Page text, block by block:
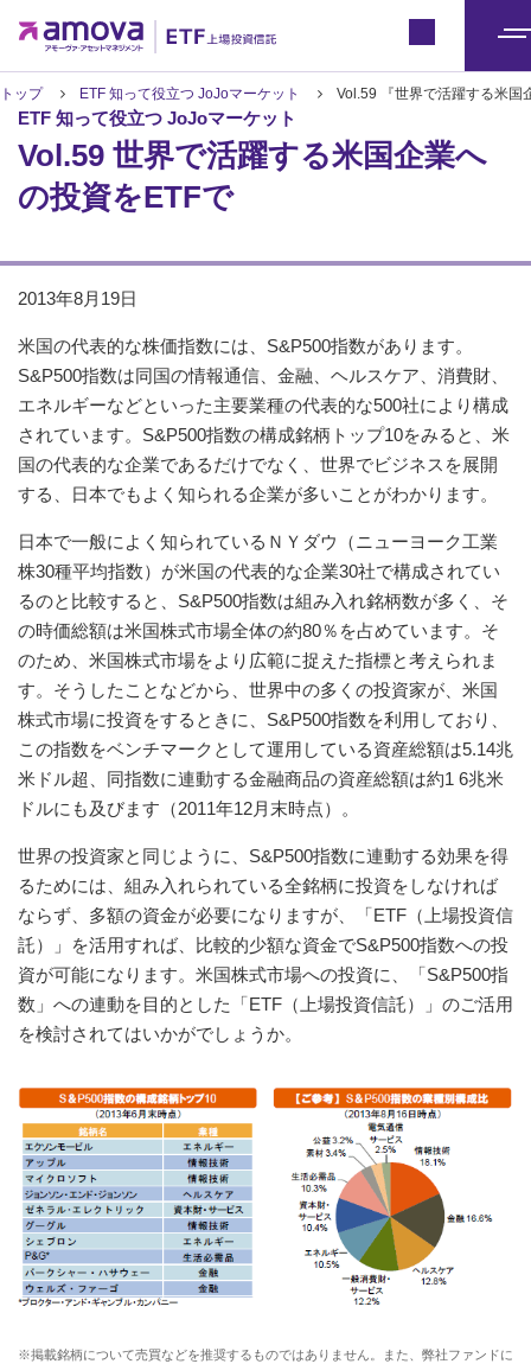
ETFトップ
ニ
トップ ETF 知って役立つ JoJoマーケット Vol.59 『世界で活躍する米国
ETF 知って役立つ JoJoマーケット
Vol.59 世界で活躍する米国企業へ
の投資をETFで
2013年8月19日
米国の代表的な株価指数には、S&P500指数があります。
S&P500指数は同国の情報通信、金融、ヘルスケア、消費財、
エネルギーなどといった主要業種の代表的な500社により構成
されています。S&P500指数の構成銘柄トップ10をみると、米
国の代表的な企業であるだけでなく、世界でビジネスを展開
する、日本でもよく知られる企業が多いことがわかります。
日本で一般によく知られているＮＹダウ（ニューヨーク工業
株30種平均指数）が米国の代表的な企業30社で構成されてい
るのと比較すると、S&P500指数は組み入れ銘柄数が多く、そ
の時価総額は米国株式市場全体の約80％を占めています。そ
のため、米国株式市場をより広範に捉えた指標と考えられま
す。そうしたことなどから、世界中の多くの投資家が、米国
株式市場に投資をするときに、S&P500指数を利用しており、
この指数をベンチマークとして運用している資産総額は5.14兆
米ドル超、同指数に連動する金融商品の資産総額は約1 6兆米
ドルにも及びます（2011年12月末時点）。
世界の投資家と同じように、S&P500指数に連動する効果を得
るためには、組み入れられている全銘柄に投資をしなければ
ならず、多額の資金が必要になりますが、「ETF（上場投資信
託）」を活用すれば、比較的少額な資金でS&P500指数への投
資が可能になります。米国株式市場への投資に、「S&P500指
数」への連動を目的とした「ETF（上場投資信託）」のご活用
を検討されてはいかがでしょうか。
※掲載銘柄について売買などを推奨するものではありません。また、弊社ファンドに